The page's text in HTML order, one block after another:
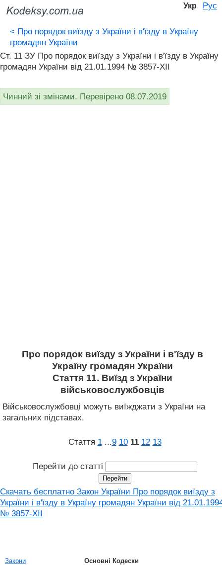
Укр Рус
< Про порядок виїзду з України і в'їзду в Україну
громадян України
Ст. 11 ЗУ Про порядок виїзду з України і в'їзду в Україну
громадян України від 21.01.1994 № 3857-XII
Чинний зі змінами. Перевірено 08.07.2019
Про порядок виїзду з України і в'їзду в
Україну громадян України
Стаття 11. Виїзд з України
військовослужбовців
Військовослужбовці можуть виїжджати з України на
загальних підставах.
Стаття 1 ...9 10 11 12 13
Перейти до статті
Скачать бесплатно Закон України Про порядок виїзду з
України і в'їзду в Україну громадян України від
№ 3857-XII
Закони
Основні Кодески